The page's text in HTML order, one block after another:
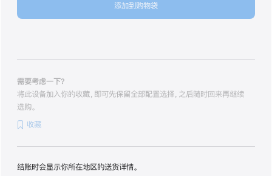
色
付
添加到购物袋
需要考虑一下？
将此设备加入你的收藏，即可先保留全部配置选择，之后随时回来再继续
选购。
收藏
结账时会显示你所在地区的送货详情。